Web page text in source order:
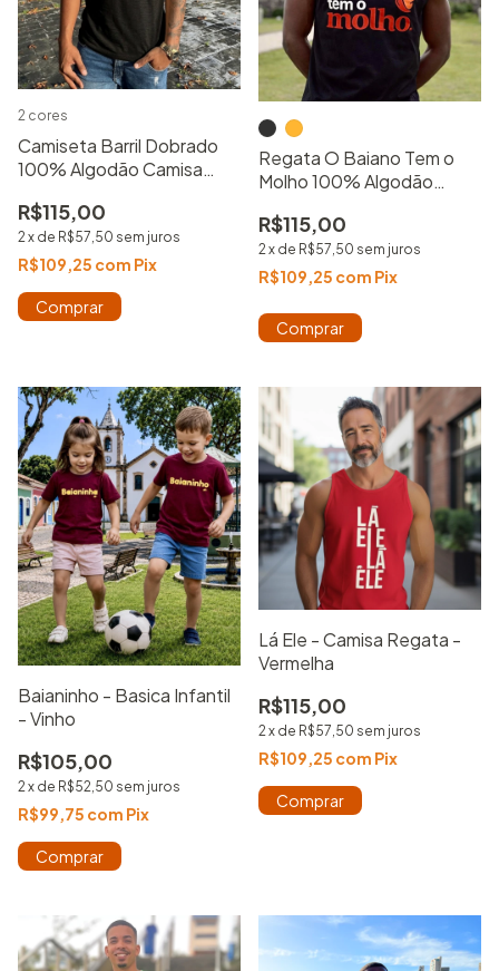
Camiseta Barril Dobrado
100% Algodão Camisa
R$115,00
2x de R$57,50 sem juros
R$109,25 com Pix
2 cores
Comprar
Regata O Baiano Tem o
Molho 100% Algodão
R$115,00
2 x de R$57,50 sem juros
R$109,25 com Pix
Comprar
Baianinho - Basica Infantil
- Vinho
R$105,00
2 x de R$52,50 sem juros
R$99,75 com Pix
Comprar
Lá Ele - Camisa Regata -
Vermelha
R$115,00
2 x de R$57,50 sem juros
R$109,25 com Pix
Comprar